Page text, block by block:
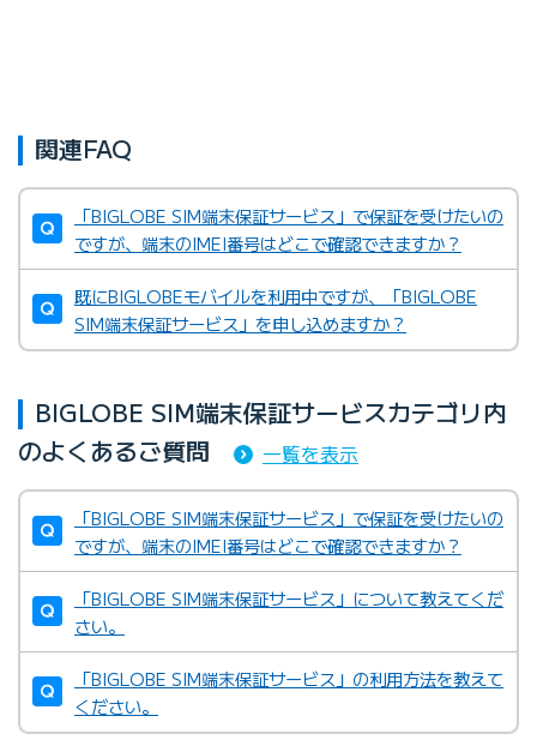
関連FAQ
「BIGLOBE SIM端末保証サービス」で保証を受けたいの
ですが、端末のIMEI番号はどこで確認できますか？
既にBIGLOBEモバイルを利用中ですが、「BIGLOBE
SIM端末保証サービス」を申し込めますか？
BIGLOBE SIM端末保証サービスカテゴリ内
のよくあるご質問
一覧を表示
「BIGLOBE SIM端末保証サービス」で保証を受けたいの
ですが、端末のIMEI番号はどこで確認できますか？
「BIGLOBE SIM端末保証サービス」について教えてくだ
さい。
「BIGLOBE SIM端末保証サービス」の利用方法を教えて
ください。